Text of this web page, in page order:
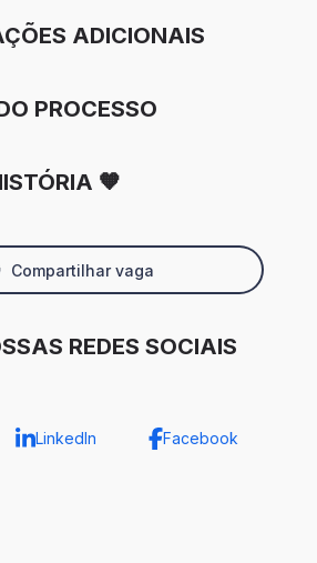
ADICIONAIS
PROCESSO
🧡
Compartilhar vaga
REDES SOCIAIS
LinkedIn Facebook